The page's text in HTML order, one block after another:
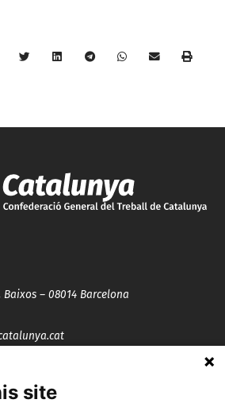
– 08014 Barcelona
site